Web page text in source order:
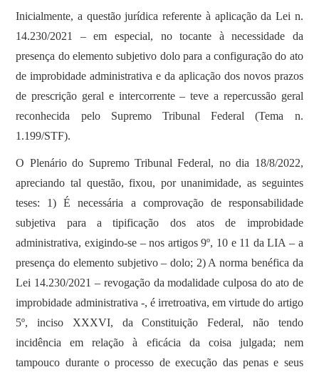
Inicialmente, a questão jurídica referente à aplicação da Lei n.
14.230/2021 – em especial, no tocante à necessidade da
presença do elemento subjetivo dolo para a configuração do ato
de improbidade administrativa e da aplicação dos novos prazos
de prescrição geral e intercorrente – teve a repercussão geral
reconhecida pelo Supremo Tribunal Federal (Tema n.
1.199/STF).
O Plenário do Supremo Tribunal Federal, no dia 18/8/2022,
apreciando tal questão, fixou, por unanimidade, as seguintes
teses: 1) É necessária a comprovação de responsabilidade
subjetiva para a tipificação dos atos de improbidade
administrativa, exigindo-se – nos artigos 9º, 10 e 11 da LIA – a
presença do elemento subjetivo – dolo; 2) A norma benéfica da
Lei 14.230/2021 – revogação da modalidade culposa do ato de
improbidade administrativa -, é irretroativa, em virtude do artigo
5º, inciso XXXVI, da Constituição Federal, não tendo
incidência em relação à eficácia da coisa julgada; nem
tampouco durante o processo de execução das penas e seus